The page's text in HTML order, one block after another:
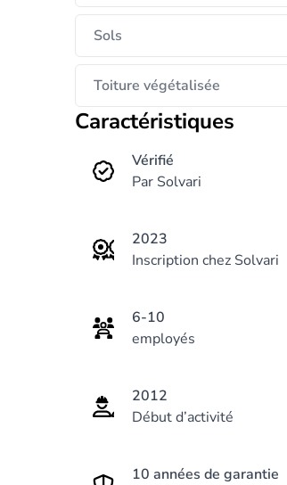
Sols
Toiture végétalisée
Caractéristiques
Vérifié
Par Solvari
2023
Inscription chez Solvari
6-10
employés
2012
Début d’activité
10 années de garantie